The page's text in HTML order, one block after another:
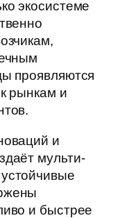
экосистеме
проявляются
рынкам и
и
мульти-
и быстрее